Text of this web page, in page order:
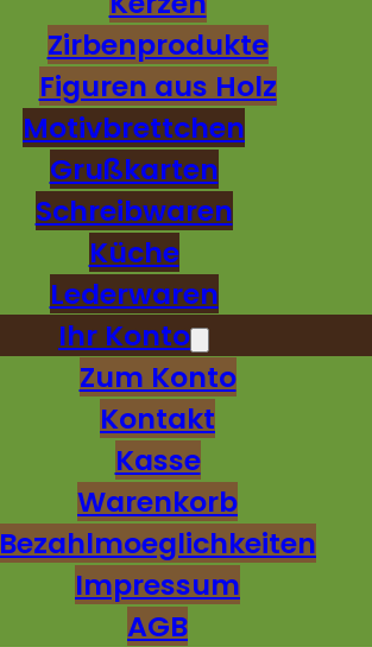
Zirbenprodukte
Figuren aus Holz
Motivbrettchen
Grußkarten
Schreibwaren
Küche
Lederwaren
Ihr Konto
Zum Konto
Kontakt
Kasse
Warenkorb
Bezahlmoeglichkeiten
Impressum
AGB